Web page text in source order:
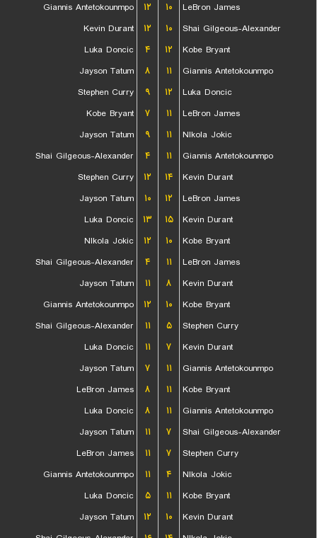
Giannis Antetokounmpo
۱۲ ۱۰
LeBron James
Kevin Durant
۱۲ ۱۰
Shai Gilgeous-Alexander
Luka Doncic
۴ ۱۲
Kobe Bryant
Jayson Tatum
۸ ۱۱
Giannis Antetokounmpo
Stephen Curry
۹ ۱۲
Luka Doncic
Kobe Bryant
۷ ۱۱
LeBron James
Jayson Tatum
۹ ۱۱
NIkola Jokic
Shai Gilgeous-Alexander
۴ ۱۱
Giannis Antetokounmpo
Stephen Curry
۱۲ ۱۴
Kevin Durant
Jayson Tatum
۱۰ ۱۲
LeBron James
Luka Doncic
۱۳ ۱۵
Kevin Durant
NIkola Jokic
۱۲ ۱۰
Kobe Bryant
Shai Gilgeous-Alexander
۴ ۱۱
LeBron James
Jayson Tatum
۱۱ ۸
Kevin Durant
Giannis Antetokounmpo
۱۲ ۱۰
Kobe Bryant
Shai Gilgeous-Alexander
۱۱ ۵
Stephen Curry
Luka Doncic
۱۱ ۷
Kevin Durant
Jayson Tatum
۷ ۱۱
Giannis Antetokounmpo
LeBron James
۸ ۱۱
Kobe Bryant
Luka Doncic
۸ ۱۱
Giannis Antetokounmpo
Jayson Tatum
۱۱ ۷
Shai Gilgeous-Alexander
LeBron James
۱۱ ۷
Stephen Curry
Giannis Antetokounmpo
۱۱ ۴
NIkola Jokic
Luka Doncic
۵ ۱۱
Kobe Bryant
Jayson Tatum
۱۲ ۱۰
Kevin Durant